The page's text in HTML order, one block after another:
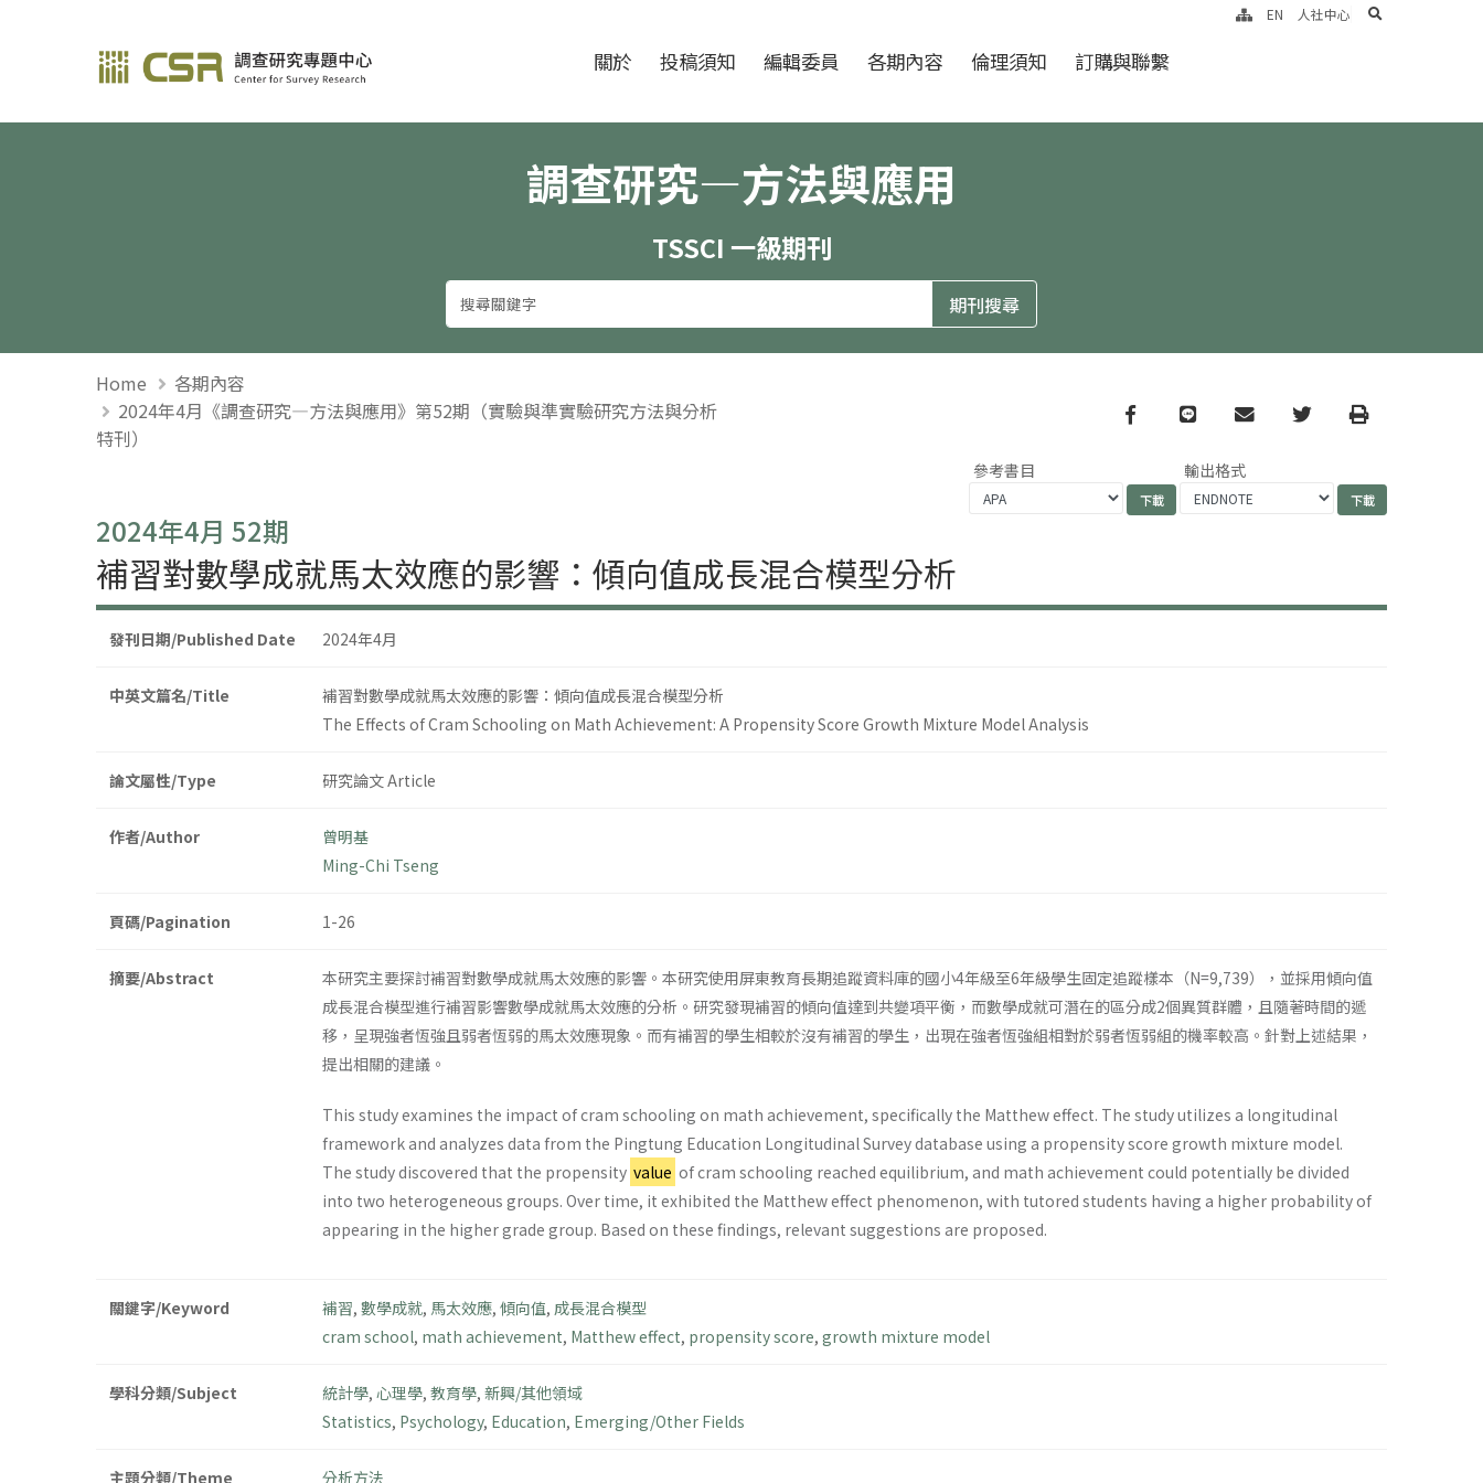
調查研究—方法與應用期刊 關於 投稿須知 編輯委員 各期內容 倫理須知 訂購與聯繫
EN 人社中心 search
調查研究—方法與應用
TSSCI 一級期刊
Home
各期內容
2024年4月《調查研究—方法與應用》第52期（實驗與準實驗研究方法與分析
特刊）
Facebook
line email TwitterPrint
參考書目 輸出格式
2024年4月 52期
補習對數學成就馬太效應的影響：傾向值成長混合模型分析
發刊日期/Published Date 2024年4月
中英文篇名/Title
補習對數學成就馬太效應的影響：傾向值成長混合模型分析
The Effects of Cram Schooling on Math Achievement: A Propensity Score Growth Mixture Model Analysis
論文屬性/Type 研究論文 Article
作者/Author
曾明基
Ming-Chi Tseng
頁碼/Pagination 1-26
摘要/Abstract
本研究主要探討補習對數學成就馬太效應的影響。本研究使用屏東教育長期追蹤資料庫的國小4年級至6年級學生固定追蹤樣本（N=9,739），並採用傾向值
成長混合模型進行補習影響數學成就馬太效應的分析。研究發現補習的傾向值達到共變項平衡，而數學成就可潛在的區分成2個異質群體，且隨著時間的遞
移，呈現強者恆強且弱者恆弱的馬太效應現象。而有補習的學生相較於沒有補習的學生，出現在強者恆強組相對於弱者恆弱組的機率較高。針對上述結果，
提出相關的建議。
This study examines the impact of cram schooling on math achievement, specifically the Matthew effect. The study utilizes a longitudinal
framework and analyzes data from the Pingtung Education Longitudinal Survey database using a propensity score growth mixture model.
The study discovered that the propensity value of cram schooling reached equilibrium, and math achievement could potentially be divided
into two heterogeneous groups. Over time, it exhibited the Matthew effect phenomenon, with tutored students having a higher probability of
appearing in the higher grade group. Based on these findings, relevant suggestions are proposed.
關鍵字/Keyword 補習, 數學成就, 馬太效應, 傾向值, 成長混合模型
cram school, math achievement, Matthew effect, propensity score, growth mixture model
學科分類/Subject 統計學, 心理學, 教育學, 新興/其他領域
Statistics, Psychology, Education, Emerging/Other Fields
主題分類/Theme 分析方法